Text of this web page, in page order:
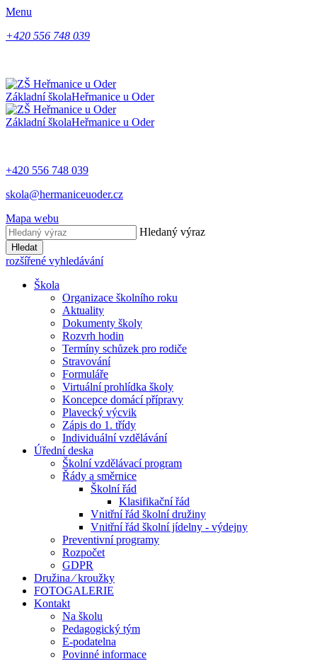
Menu
+420 556 748 039
Základní školaHeřmanice u Oder
Základní školaHeřmanice u Oder
+420 556 748 039
skola@hermaniceuoder.cz
Mapa webu
Hledaný výraz
Hledat
rozšířené vyhledávání
Škola
Organizace školního roku
Aktuality
Dokumenty školy
Rozvrh hodin
Termíny schůzek pro rodiče
Stravování
Formuláře
Virtuální prohlídka školy
Koncepce domácí přípravy
Plavecký výcvik
Zápis do 1. třídy
Individuální vzdělávání
Úřední deska
Školní vzdělávací program
Řády a směrnice
Školní řád
Klasifikační řád
Vnitřní řád školní družiny
Vnitřní řád školní jídelny - výdejny
Preventivní programy
Rozpočet
GDPR
Družina ⁄ kroužky
FOTOGALERIE
Kontakt
Na školu
Pedagogický tým
E-podatelna
Povinné informace